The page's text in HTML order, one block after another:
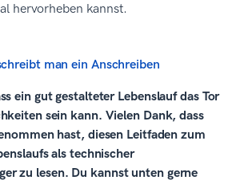
hervorheben kannst.
man ein Anschreiben
ein gut gestalteter Lebenslauf das Tor
sein kann. Vielen Dank, dass
hast, diesen Leitfaden zum
als technischer
zu lesen. Du kannst unten gerne